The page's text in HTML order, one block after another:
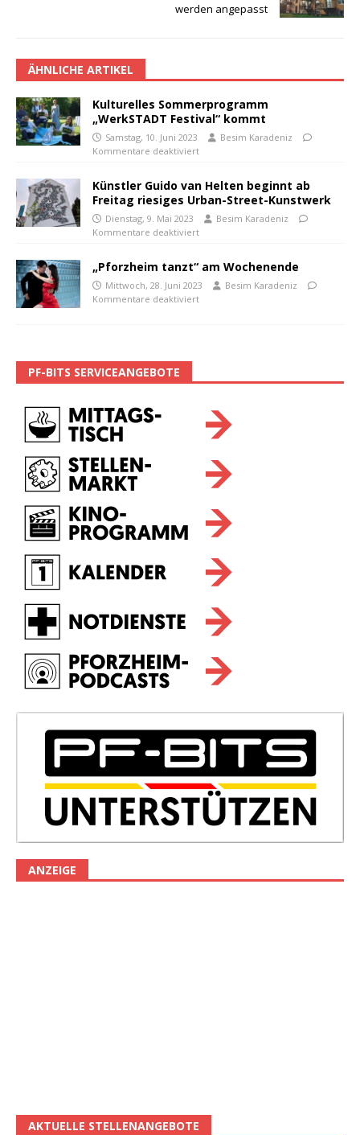
werden angepasst
ÄHNLICHE ARTIKEL
Kulturelles Sommerprogramm
„WerkSTADT Festival“ kommt
Samstag, 10. Juni 2023
Besim Karadeniz
Kommentare deaktiviert
Künstler Guido van Helten beginnt ab
Freitag riesiges Urban-Street-Kunstwerk
Dienstag, 9. Mai 2023
Besim Karadeniz
Kommentare deaktiviert
„Pforzheim tanzt“ am Wochenende
Mittwoch, 28. Juni 2023
Besim Karadeniz
Kommentare deaktiviert
PF-BITS SERVICEANGEBOTE
ANZEIGE
AKTUELLE STELLENANGEBOTE